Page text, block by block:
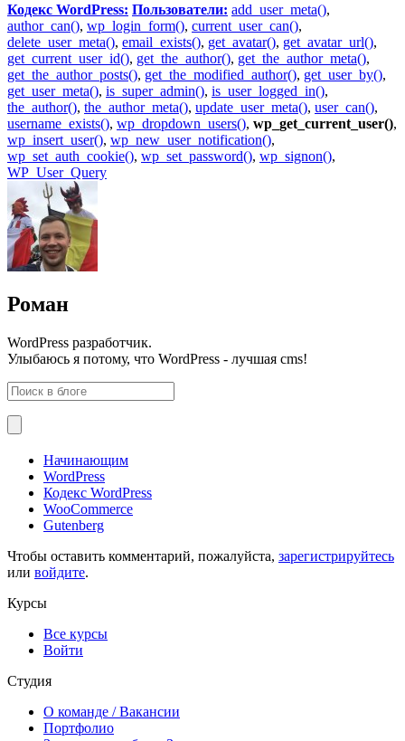
Кодекс WordPress: Пользователи: add_user_meta(),
author_can(), wp_login_form(), current_user_can(),
delete_user_meta(), email_exists(), get_avatar(), get_avatar_url(),
get_current_user_id(), get_the_author(), get_the_author_meta(),
get_the_author_posts(), get_the_modified_author(), get_user_by(),
get_user_meta(), is_super_admin(), is_user_logged_in(),
the_author(), the_author_meta(), update_user_meta(), user_can(),
username_exists(), wp_dropdown_users(), wp_get_current_user(),
wp_insert_user(), wp_new_user_notification(),
wp_set_auth_cookie(), wp_set_password(), wp_signon(),
WP_User_Query
Роман
WordPress разработчик.
Улыбаюсь я потому, что WordPress - лучшая cms!
Начинающим
WordPress
Кодекс WordPress
WooCommerce
Gutenberg
Чтобы оставить комментарий, пожалуйста, зарегистрируйтесь
или войдите.
Курсы
Все курсы
Войти
Студия
О команде / Вакансии
Портфолио